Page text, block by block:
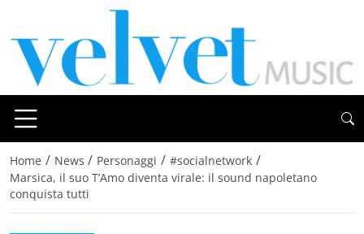
Home / News / Personaggi / #socialnetwork /
Marsica, il suo T’Amo diventa virale: il sound napoletano
conquista tutti